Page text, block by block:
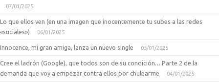
07/01/2025
Lo que ellos ven (en una imagen que inocentemente tu subes a las redes
«suciales»)
06/01/2025
Innocence, mi gran amiga, lanza un nuevo single 05/01/2025
Cree el ladrón (Google), que todos son de su condición… Parte 2 de la
demanda que voy a empezar contra ellos por chulearme
04/01/2025